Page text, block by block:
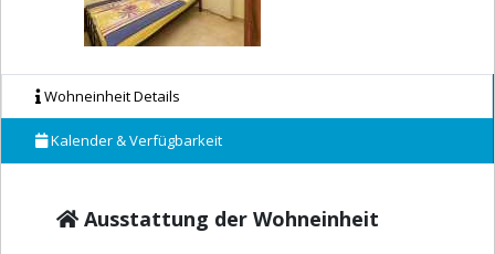
Wohneinheit Details
Kalender & Verfügbarkeit
Ausstattung der Wohneinheit